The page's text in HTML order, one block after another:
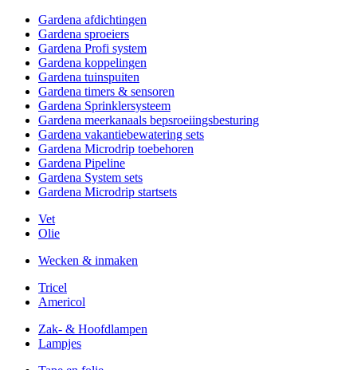
Gardena afdichtingen
Gardena sproeiers
Gardena Profi system
Gardena koppelingen
Gardena tuinspuiten
Gardena timers & sensoren
Gardena Sprinklersysteem
Gardena meerkanaals bepsroeiingsbesturing
Gardena vakantiebewatering sets
Gardena Microdrip toebehoren
Gardena Pipeline
Gardena System sets
Gardena Microdrip startsets
Vet
Olie
Wecken & inmaken
Tricel
Americol
Zak- & Hoofdlampen
Lampjes